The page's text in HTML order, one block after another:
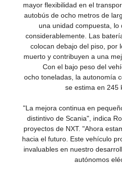
mayor flexibilidad en el
autobús de ocho metros de
una unidad compuesta, lo
considerablemente. Las
colocan debajo del piso, por
muerto y contribuyen a una
Con el bajo peso del
ocho toneladas, la autonomía
se estima en 245
"La mejora continua en
distintivo de Scania", indica
proyectos de NXT. "Ahora
hacia el futuro. Este vehículo
invaluables en nuestro
autónomos